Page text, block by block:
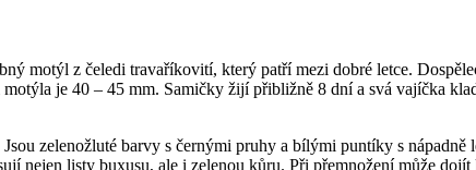
motýl z čeledi travaříkovití, který patří mezi dobré letce.
je 40 – 45 mm. Samičky žijí přibližně 8 dní a svá vajíčka
zelenožluté barvy s černými pruhy a bílými puntíky s
nejen listy buxusu, ale i zelenou kůru. Při přemnožení může